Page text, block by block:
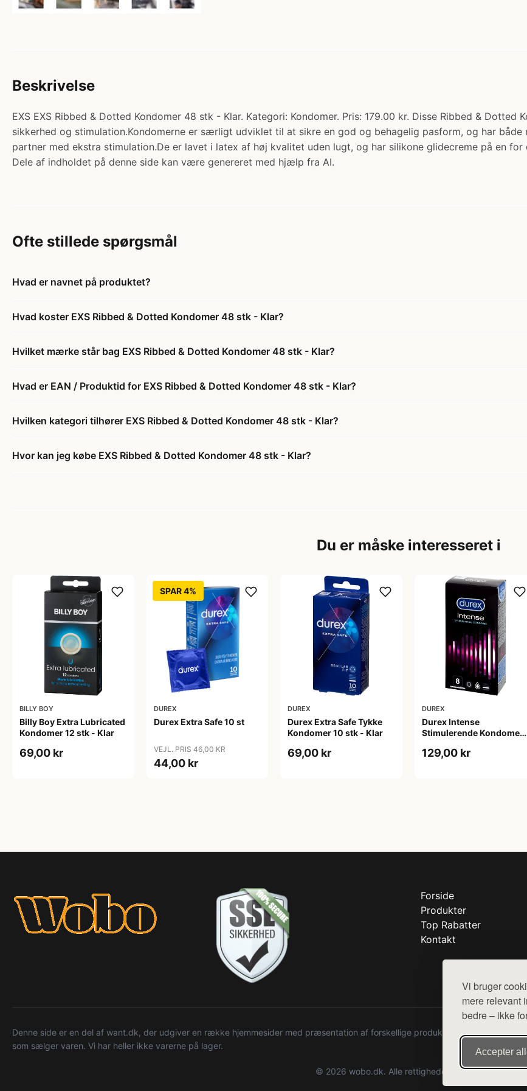
Vi bruger
mere relevant
bedre – ikke
Accepter
Beskrivelse
EXS EXS Ribbed & Dotted Kondomer 48 stk - Klar. Kategori: Kondomer. Pris: 179.00 kr. Disse Ribbed &
sikkerhed og stimulation.Kondomerne er særligt udviklet til at sikre en god og behagelig pasform, og har
partner med ekstra stimulation.De er lavet i latex af høj kvalitet uden lugt, og har silikone glidecreme på en
Dele af indholdet på denne side kan være genereret med hjælp fra AI.
Ofte stillede spørgsmål
Hvad er navnet på produktet?
Hvad koster EXS Ribbed & Dotted Kondomer 48 stk - Klar?
Hvilket mærke står bag EXS Ribbed & Dotted Kondomer 48 stk - Klar?
Hvad er EAN / Produktid for EXS Ribbed & Dotted Kondomer 48 stk - Klar?
Hvilken kategori tilhører EXS Ribbed & Dotted Kondomer 48 stk - Klar?
Hvor kan jeg købe EXS Ribbed & Dotted Kondomer 48 stk - Klar?
Du er måske interesseret i
BILLY BOY
Billy Boy Extra Lubricated
Kondomer 12 stk - Klar
69,00 kr
SPAR 4%
DUREX
Durex Extra Safe 10 st
VEJL. PRIS 46,00 KR
44,00 kr
DUREX
Durex Extra Safe Tykke
Kondomer 10 stk - Klar
69,00 kr
DUREX
Durex Intense
Stimulerende Kondomer
129,00 kr
Forside
Produkter
Top Rabatter
Kontakt
Denne side er en del af want.dk, der udgiver en række hjemmesider med præsentation af forskellige produkter fra diverse
som sælger varen. Vi har heller ikke varerne på lager.
© 2026 wobo.dk. Alle rettigheder forbeholdes.